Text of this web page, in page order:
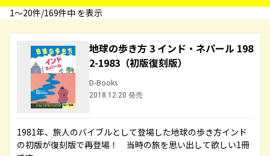
1〜20件/169件中 を表示
地球の歩き方 3 インド・ネパール 198
2-1983（初版復刻版）
D-Books
2018.12.20 発売
1981年、旅人のバイブルとして登場した地球の歩き方インド
の初版が復刻版で再登場！ 当時の旅を思い出して欲しい1冊